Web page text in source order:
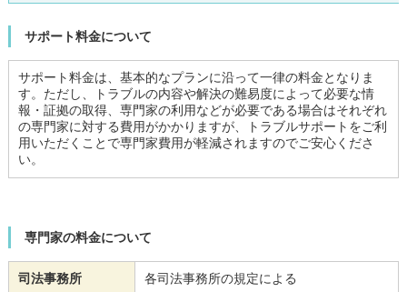
サポート料金について
サポート料金は、基本的なプランに沿って一律の料金となりま
す。ただし、トラブルの内容や解決の難易度によって必要な情
報・証拠の取得、専門家の利用などが必要である場合はそれぞれ
の専門家に対する費用がかかりますが、トラブルサポートをご利
用いただくことで専門家費用が軽減されますのでご安心くださ
い。
専門家の料金について
司法事務所 各司法事務所の規定による